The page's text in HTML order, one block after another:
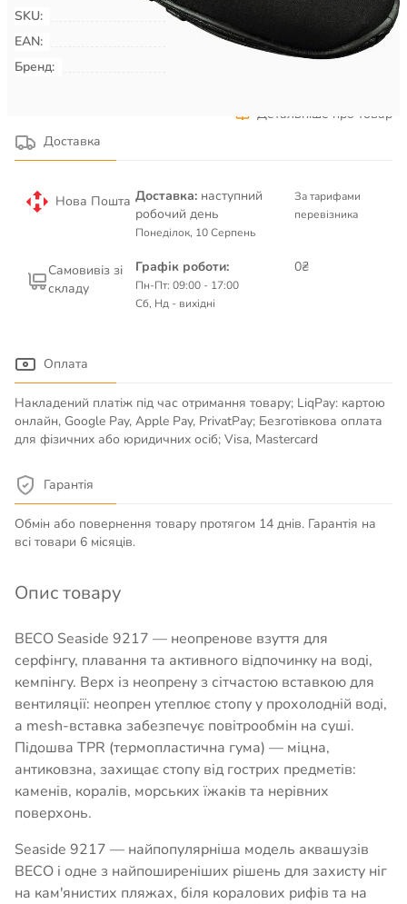
SKU:
00009324
EAN:
Бренд:
Детальніше про товар
Доставка
Нова Пошта Доставка: наступний
робочий день
Понеділок, 10 Серпень
За тарифами
перевізника
Самовивіз зі
складу
Графік роботи:
Пн-Пт: 09:00 - 17:00
Сб, Нд - вихідні
0₴
Оплата
Накладений платіж під час отримання товару; LiqPay: картою
онлайн, Google Pay, Apple Pay, PrivatPay; Безготівкова оплата
для фізичних або юридичних осіб; Visa, Mastercard
Гарантія
Обмін або повернення товару протягом 14 днів. Гарантія на
всі товари 6 місяців.
Опис товару
BECO Seaside 9217 — неопренове взуття для
серфінгу, плавання та активного відпочинку на воді,
кемпінгу. Верх із неопрену з сітчастою вставкою для
вентиляції: неопрен утеплює стопу у прохолодній воді,
а mesh-вставка забезпечує повітрообмін на суші.
Підошва TPR (термопластична гума) — міцна,
антиковзна, захищає стопу від гострих предметів:
каменів, коралів, морських їжаків та нерівних
поверхонь.
Seaside 9217 — найпопулярніша модель аквашузів
BECO і одне з найпоширеніших рішень для захисту ніг
на кам'янистих пляжах, біля коралових рифів та на